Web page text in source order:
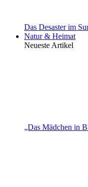
Das Desaster im
Natur & Heimat
Neueste Artikel
„Das Mädchen in